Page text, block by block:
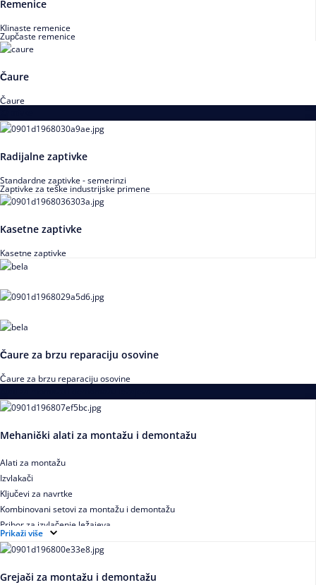
Remenice
Klinaste remenice
Zupčaste remenice
Čaure
Čaure
Radijalne zaptivke
Standardne zaptivke - semerinzi
Zaptivke za teške industrijske primene
Kasetne zaptivke
Kasetne zaptivke
Čaure za brzu reparaciju osovine
Čaure za brzu reparaciju osovine
Mehanički alati za montažu i demontažu
Alati za montažu
Izvlakači
Ključevi za navrtke
Kombinovani setovi za montažu i demontažu
Pribor za izvlačenje ležajeva
Prikaži više
Grejači za montažu i demontažu